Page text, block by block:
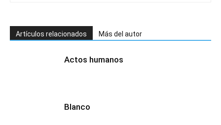
Artículos relacionados Más del autor
Actos humanos
Blanco